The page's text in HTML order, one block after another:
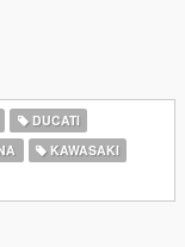
DUCATI
KAWASAKI